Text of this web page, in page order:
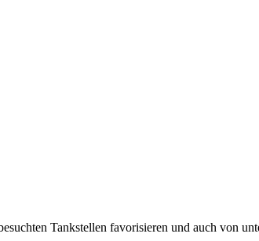
Tankstellen favorisieren und auch von